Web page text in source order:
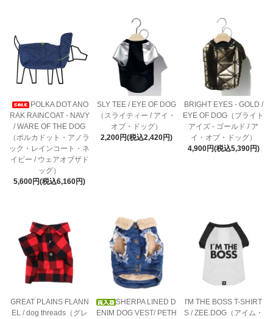
POLKA DOT ANO
RAK RAINCOAT - NAVY
/ WARE OF THE DOG
（ポルカドット・アノラ
ック・レインコート・ネ
イビー / ウェアオブザド
ッグ）
5,600円(税込6,160円)
SLY TEE / EYE OF DOG
（スライティー / アイ・
オブ・ドッグ）
2,200円(税込2,420円)
BRIGHT EYES - GOLD /
EYE OF DOG（ブライト
アイズ - ゴールド / ア
イ・オブ・ドッグ）
4,900円(税込5,390円)
GREAT PLAINS FLANN
EL / dog threads（グレ
SHERPA LINED D
ENIM DOG VEST/ PETH
I'M THE BOSS T-SHIRT
S / ZEE.DOG（アイム・